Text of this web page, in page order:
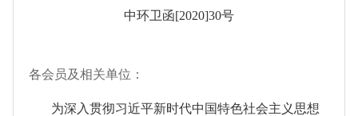
中环卫函[2020]30号
各会员及相关单位：
为深入贯彻习近平新时代中国特色社会主义思想